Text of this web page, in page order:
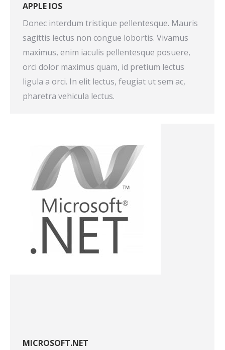
APPLE IOS
Donec interdum tristique pellentesque. Mauris
sagittis lectus non congue lobortis. Vivamus
maximus, enim iaculis pellentesque posuere,
orci dolor maximus quam, id pretium lectus
ligula a orci. In elit lectus, feugiat ut sem ac,
pharetra vehicula lectus.
MICROSOFT.NET